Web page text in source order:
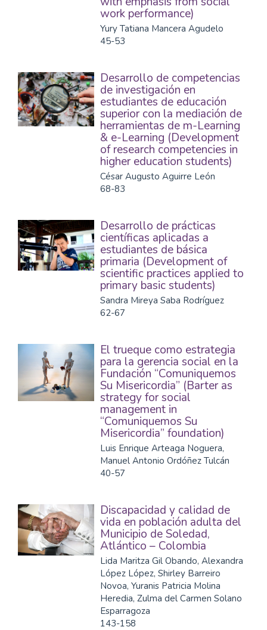
work performance)
Yury Tatiana Mancera Agudelo
45-53
Desarrollo de competencias
de investigación en
estudiantes de educación
superior con la mediación de
herramientas de m-Learning
& e-Learning (Development
of research competencies in
higher education students)
César Augusto Aguirre León
68-83
Desarrollo de prácticas
científicas aplicadas a
estudiantes de básica
primaria (Development of
scientific practices applied to
primary basic students)
Sandra Mireya Saba Rodríguez
62-67
El trueque como estrategia
para la gerencia social en la
Fundación “Comuniquemos
Su Misericordia” (Barter as
strategy for social
management in
“Comuniquemos Su
Misericordia” foundation)
Luis Enrique Arteaga Noguera,
Manuel Antonio Ordóñez Tulcán
40-57
Discapacidad y calidad de
vida en población adulta del
Municipio de Soledad,
Atlántico – Colombia
Lida Maritza Gil Obando, Alexandra
López López, Shirley Barreiro
Novoa, Yuranis Patricia Molina
Heredia, Zulma del Carmen Solano
Esparragoza
143-158